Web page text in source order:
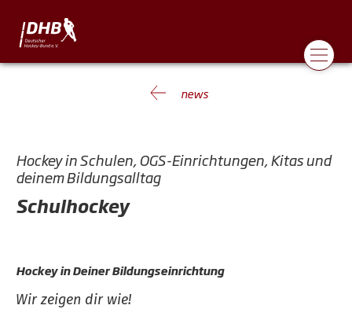
news
Hockey in Schulen, OGS-Einrichtungen, Kitas und
deinem Bildungsalltag
Schulhockey
Hockey in Deiner Bildungseinrichtung
Wir zeigen dir wie!